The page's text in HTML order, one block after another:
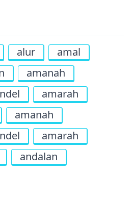
alur
amal
amanah
amarah
amanah
amarah
andalan